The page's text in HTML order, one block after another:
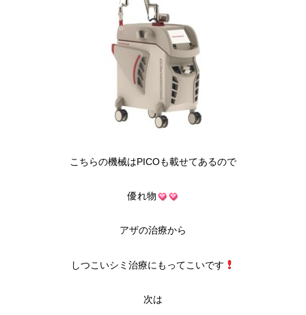
こちらの機械はPICOも載せてあるので
優れ物
アザの治療から
しつこいシミ治療にもってこいです
次は